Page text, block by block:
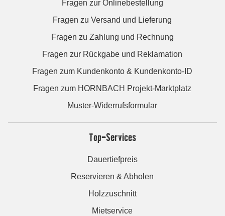
Fragen zur Onlinebestellung
Fragen zu Versand und Lieferung
Fragen zu Zahlung und Rechnung
Fragen zur Rückgabe und Reklamation
Fragen zum Kundenkonto & Kundenkonto-ID
Fragen zum HORNBACH Projekt-Marktplatz
Muster-Widerrufsformular
Top-Services
Dauertiefpreis
Reservieren & Abholen
Holzzuschnitt
Mietservice